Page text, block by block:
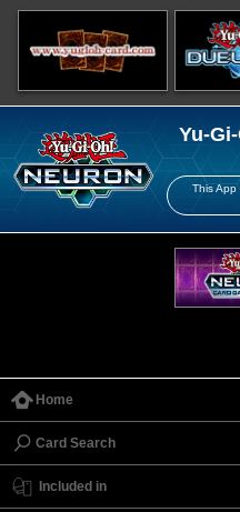
Yu-
This
Home
Card Search
Included in